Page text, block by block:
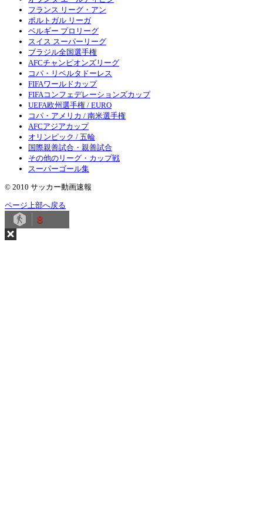
フランス リーグ・アン
ポルトガル リーガ
ベルギー プロリーグ
スイス スーパーリーグ
ブラジル全国選手権
AFCチャンピオンズリーグ
コパ・リベルタドーレス
FIFAワールドカップ
FIFAコンフェデレーションズカップ
UEFA欧州選手権 / EURO
コパ・アメリカ / 南米選手権
AFCアジアカップ
オリンピック / 五輪
国際親善試合・親善試合
その他のリーグ・カップ戦
スーパーゴール集
© 2010 サッカー動画速報
ページ上部へ戻る
8